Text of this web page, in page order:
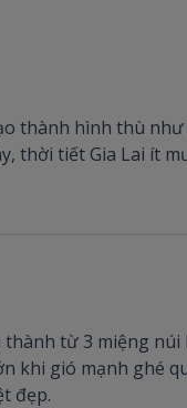
thành hình thù
thời tiết Gia Lai ít
từ 3 miệng
khi gió mạnh ghé
đẹp.